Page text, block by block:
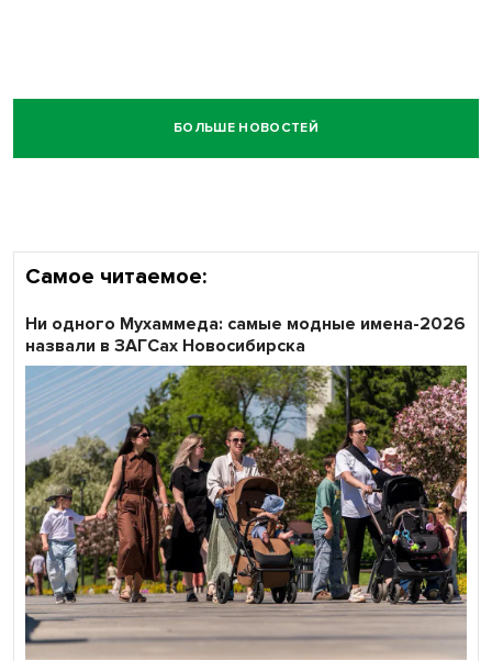
БОЛЬШЕ НОВОСТЕЙ
Самое читаемое:
Ни одного Мухаммеда: самые модные имена-2026
назвали в ЗАГСах Новосибирска